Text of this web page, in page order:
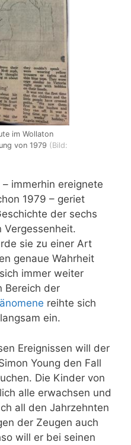
im Wollaton
von 1979 (Bild:
immerhin ereignete
1979 – geriet
der sechs
Vergessenheit.
sie zu einer Art
genaue Wahrheit
immer weiter
Bereich der
reihte sich
ein.
Ereignissen will der
Young den Fall
Die Kinder von
alle erwachsen und
all den Jahrzehnten
der Zeugen auch
will er bei seinen